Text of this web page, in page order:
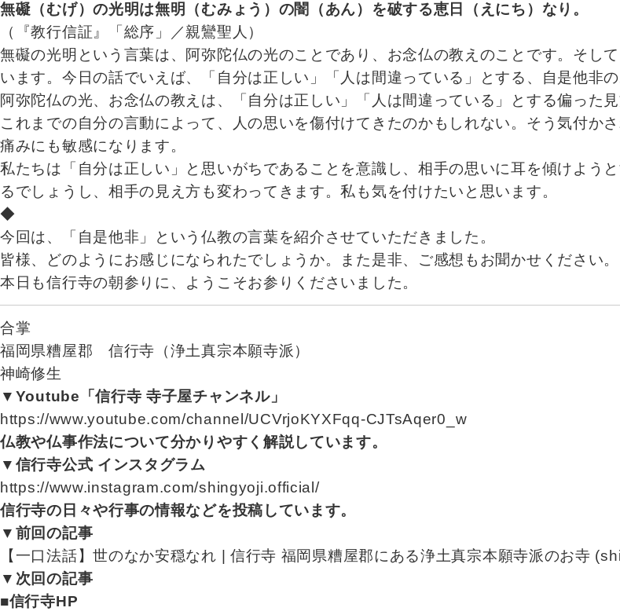
無礙（むげ）の光明は無明（むみょう）の闇（あん）を破する恵日（えにち）なり。
（『教行信証』「総序」／親鸞聖人）
無礙の光明という言葉は、阿弥陀仏の光のことであり、お念仏の教えのことです。そし
います。今日の話でいえば、「自分は正しい」「人は間違っている」とする、自是他非
阿弥陀仏の光、お念仏の教えは、「自分は正しい」「人は間違っている」とする偏った
これまでの自分の言動によって、人の思いを傷付けてきたのかもしれない。そう気付か
痛みにも敏感になります。
私たちは「自分は正しい」と思いがちであることを意識し、相手の思いに耳を傾けよう
るでしょうし、相手の見え方も変わってきます。私も気を付けたいと思います。
◆
今回は、「自是他非」という仏教の言葉を紹介させていただきました。
皆様、どのようにお感じになられたでしょうか。また是非、ご感想もお聞かせください。
本日も信行寺の朝参りに、ようこそお参りくださいました。
合掌
福岡県糟屋郡 信行寺（浄土真宗本願寺派）
神崎修生
▼Youtube「信行寺 寺子屋チャンネル」
https://www.youtube.com/channel/UCVrjoKYXFqq-CJTsAqer0_w
仏教や仏事作法について分かりやすく解説しています。
▼信行寺公式 インスタグラム
https://www.instagram.com/shingyoji.official/
信行寺の日々や行事の情報などを投稿しています。
▼前回の記事
【一口法話】世のなか安穏なれ | 信行寺 福岡県糟屋郡にある浄土真宗本願寺派のお寺
▼次回の記事
■信行寺HP